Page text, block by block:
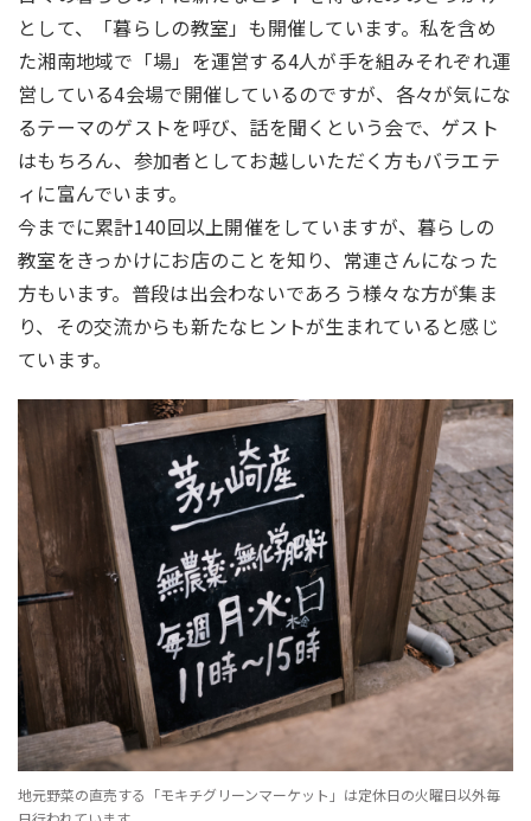
として、「暮らしの教室」も開催しています。私を含め
た湘南地域で「場」を運営する4人が手を組みそれぞれ運
営している4会場で開催しているのですが、各々が気にな
るテーマのゲストを呼び、話を聞くという会で、ゲスト
はもちろん、参加者としてお越しいただく方もバラエテ
ィに富んでいます。
今までに累計140回以上開催をしていますが、暮らしの
教室をきっかけにお店のことを知り、常連さんになった
方もいます。普段は出会わないであろう様々な方が集ま
り、その交流からも新たなヒントが生まれていると感じ
ています。
地元野菜の直売する「モキチグリーンマーケット」は定休日の火曜日以外毎